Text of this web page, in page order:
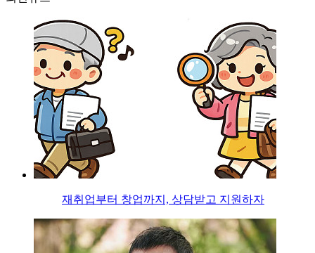
재취업부터 창업까지, 상담받고 지원하자